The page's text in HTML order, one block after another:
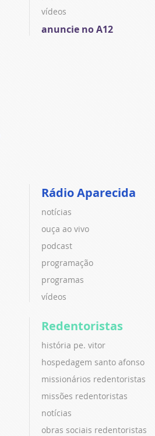
vídeos
anuncie no A12
Rádio Aparecida
notícias
ouça ao vivo
podcast
programação
programas
vídeos
Redentoristas
história pe. vitor
hospedagem santo afonso
missionários redentoristas
missões redentoristas
notícias
obras sociais redentoristas